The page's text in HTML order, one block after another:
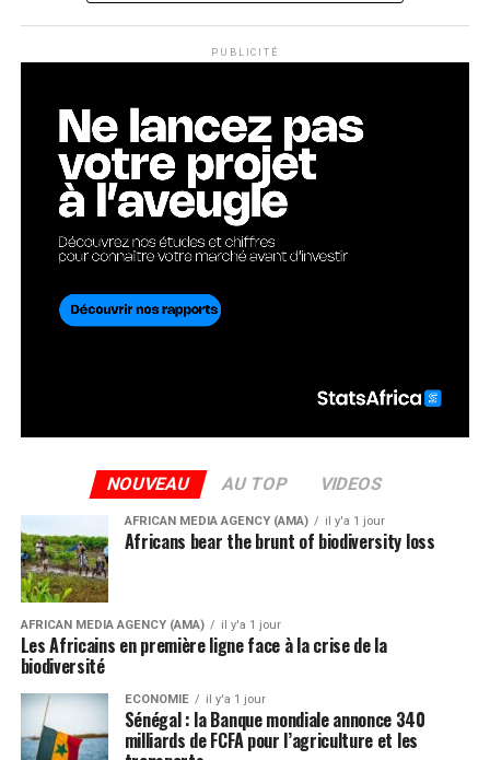
PUBLICITÉ
NOUVEAU AU TOP VIDEOS
AFRICAN MEDIA AGENCY (AMA) il y'a 1 jour
Africans bear the brunt of biodiversity loss
AFRICAN MEDIA AGENCY (AMA) il y'a 1 jour
Les Africains en première ligne face à la crise de la
biodiversité
ECONOMIE il y'a 1 jour
Sénégal : la Banque mondiale annonce 340
milliards de FCFA pour l’agriculture et les